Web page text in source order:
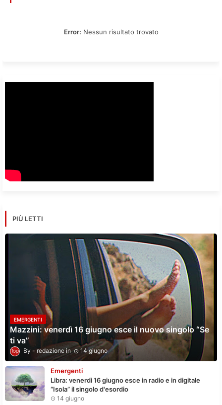
Error: Nessun risultato trovato
PIÙ LETTI
EMERGENTI
Mazzini: venerdì 16 giugno esce il nuovo singolo “Se
ti va”
redazione 14 giugno
Emergenti
Libra: venerdì 16 giugno esce in radio e in digitale
“Isola” il singolo d'esordio
14 giugno